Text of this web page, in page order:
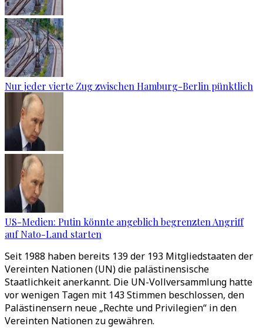
Nur jeder vierte Zug zwischen Hamburg-Berlin pünktlich
US-Medien: Putin könnte angeblich begrenzten Angriff
auf Nato-Land starten
Seit 1988 haben bereits 139 der 193 Mitgliedstaaten der
Vereinten Nationen (UN) die palästinensische
Staatlichkeit anerkannt. Die UN-Vollversammlung hatte
vor wenigen Tagen mit 143 Stimmen beschlossen, den
Palästinensern neue „Rechte und Privilegien“ in den
Vereinten Nationen zu gewähren.